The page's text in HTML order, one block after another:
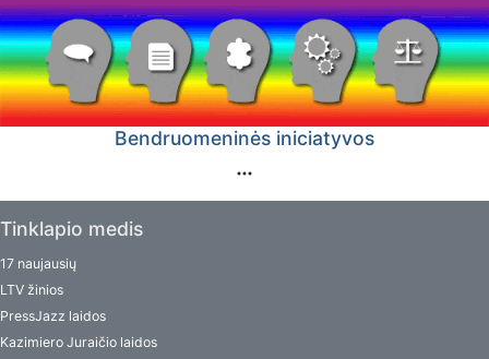
Bendruomeninės iniciatyvos
Tinklapio medis
17 naujausių
LTV žinios
PressJazz laidos
Kazimiero Juraičio laidos